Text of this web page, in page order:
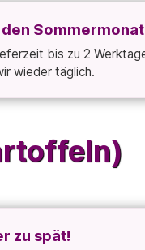
bis zu 2
wieder täglich.
zu spät!